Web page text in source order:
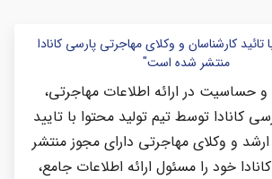
کارشناسان و وکلای مهاجرتی پارسی کانادا
منتشر شده است"
حساسیت در ارائه اطلاعات مهاجرتی،
کانادا توسط تیم تولید محتوا با تایید
و وکلای مهاجرتی دارای مجوز منتشر
خود را مسئول ارائه اطلاعات جامع،